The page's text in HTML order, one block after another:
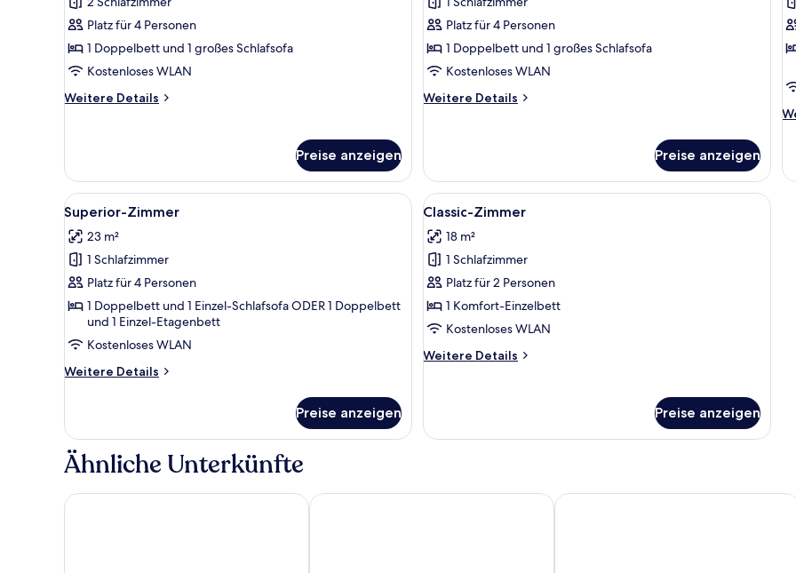
Deluxe-
Suite
anzeigen
Platz für 4 Personen
1 Doppelbett und 1 großes Schlafsofa
Kostenloses WLAN
Weitere Details
Weitere
Preise anzeigen
Suite
anzeigen
Platz für 4 Personen
1 Doppelbett und 1 großes Schlafsofa
Kostenloses WLAN
Weitere Details
Weitere
Preise anzeigen
Alle
Fotos
für
Superior-
Zimmer
anzeigen
Ein Schlafzimmer mit einem hölzernen Bett, einem Holzschrank, einem Fernseher und einem Fenster mit
7
Superior-Zimmer
23 m²
1 Schlafzimmer
Platz für 4 Personen
1 Doppelbett und 1 Einzel-Schlafsofa ODER 1 Doppelbett
und 1 Einzel-Etagenbett
Kostenloses WLAN
Weitere Details
Weitere
Zimmer
Preise anzeigen
Alle
Fotos
für
Classic-
Zimmer
anzeigen
Ein Hotelzimmer mit Bett,
6
Classic-Zimmer
18 m²
1 Schlafzimmer
Platz für 2 Personen
1 Komfort-Einzelbett
Kostenloses WLAN
Weitere Details
Weitere
Preise anzeigen
Ähnliche Unterkünfte
Hotel Cristina Hotel Chalet all'Imperatore Ambiez Residence